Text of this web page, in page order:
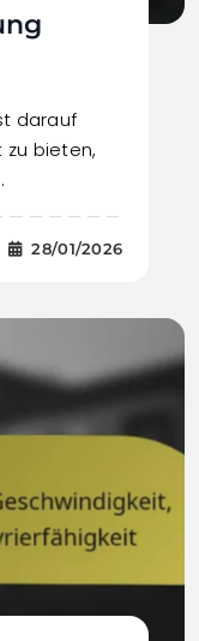
darauf
bieten,
28/01/2026